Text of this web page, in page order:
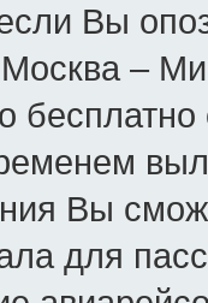
Вы
–
Вы
для